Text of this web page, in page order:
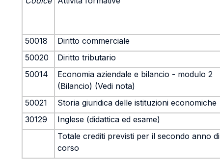
50018
Diritto commerciale
50020
Diritto tributario
50014
Economia aziendale e bilancio - modulo 2
(Bilancio) (Vedi nota)
50021
Storia giuridica delle istituzioni economiche
30129
Inglese (didattica ed esame)
Totale crediti previsti per il secondo anno di
corso